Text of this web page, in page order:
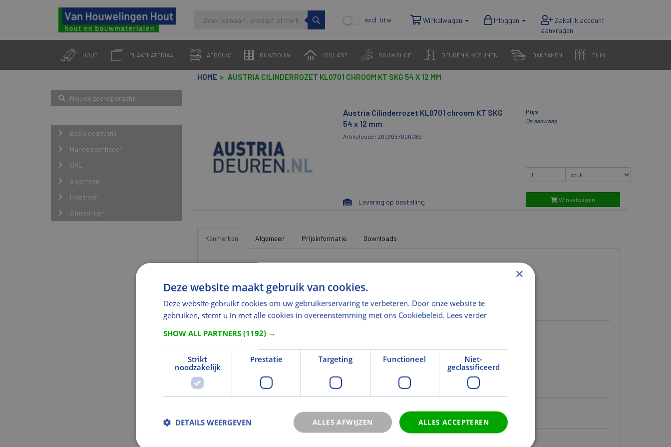
excl. btw Winkelwagen Inloggen
HOUT PLAATMATERIAAL AFBOUW RUWBOUW ISOLATIE BOUWSHOP DEUREN & KOZIJNEN DAKRAMEN TUIN
Nieuwe zoekopdracht
Basis gegevens
Handelseenheden
URL
Algemeen
Indelingen
Afmetingen
HOME AUSTRIA CILINDERROZET KL0701 CHROOM KT SKG 54 X 12 MM
Austria Cilinderrozet KL0701 chroom KT SKG
54 x 12 mm
Artikelcode: 2003057000089
Levering op bestelling
Prijs
Op aanvraag
Winkelwagen
Kenmerken Algemeen Prijsinformatie Downloads
URL Fabrikant http://austria.nl
Algemeen
Indelingen
Fabrikantindeling 3 KL0701
Afmetingen
Breedte (mm)
12
54 x 12 mm
×
Deze website maakt gebruik van cookies.
Deze website gebruikt cookies om uw gebruikerservaring te verbeteren. Door onze website te
gebruiken, stemt u in met alle cookies in overeenstemming met ons Cookiebeleid. Lees verder
SHOW ALL PARTNERS (1192) →
Strikt
noodzakelijk
Prestatie Targeting Functioneel
Niet-
geclassificeerd
ALLES ACCEPTEREN
ALLES AFWIJZEN
DETAILS WEERGEVEN